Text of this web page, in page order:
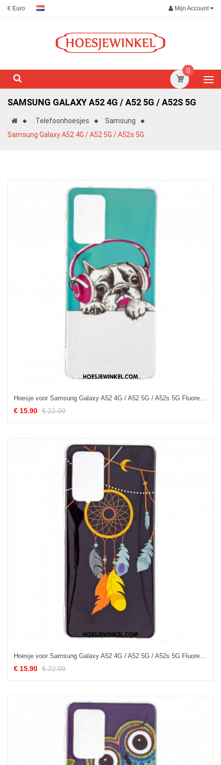
€ Euro Mijn Account
0
SAMSUNG GALAXY A52 4G / A52 5G / A52S 5G
Telefoonhoesjes
Samsung
Samsung Galaxy A52 4G / A52 5G / A52s 5G
Hoesje voor Samsung Galaxy A52 4G / A52 5G / A52s 5G Fluorescerende Hond
€ 15.90 € 22.00
Hoesje voor Samsung Galaxy A52 4G / A52 5G / A52s 5G Fluorescerende Dromenvanger
€ 15.90 € 22.00